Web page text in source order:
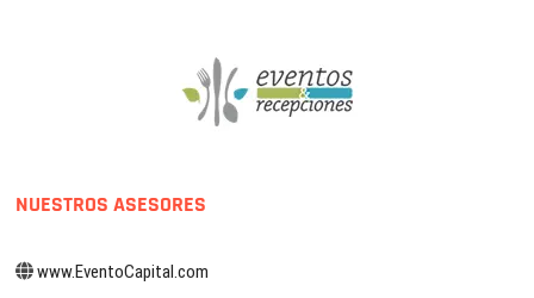
NUESTROS ASESORES
www.EventoCapital.com